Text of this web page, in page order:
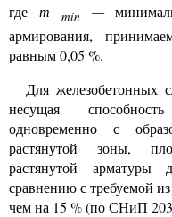
где m min —
армирования,
равным 0,05 %.
Для железобетонных
несущая
одновременно с
растянутой зоны,
растянутой
сравнению с требуемой
чем на 15 %(по СНиП